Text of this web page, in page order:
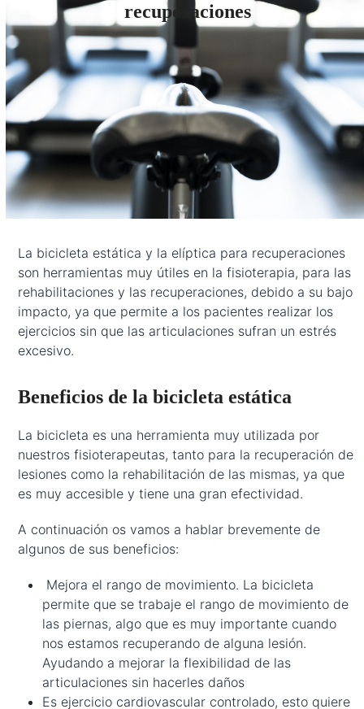
recuperaciones
La bicicleta estática y la elíptica para recuperaciones
son herramientas muy útiles en la fisioterapia, para las
rehabilitaciones y las recuperaciones, debido a su bajo
impacto, ya que permite a los pacientes realizar los
ejercicios sin que las articulaciones sufran un estrés
excesivo.
Beneficios de la bicicleta estática
La bicicleta es una herramienta muy utilizada por
nuestros fisioterapeutas, tanto para la recuperación de
lesiones como la rehabilitación de las mismas, ya que
es muy accesible y tiene una gran efectividad.
A continuación os vamos a hablar brevemente de
algunos de sus beneficios:
Mejora el rango de movimiento. La bicicleta
permite que se trabaje el rango de movimiento de
las piernas, algo que es muy importante cuando
nos estamos recuperando de alguna lesión.
Ayudando a mejorar la flexibilidad de las
articulaciones sin hacerles daños
Es ejercicio cardiovascular controlado, esto quiere